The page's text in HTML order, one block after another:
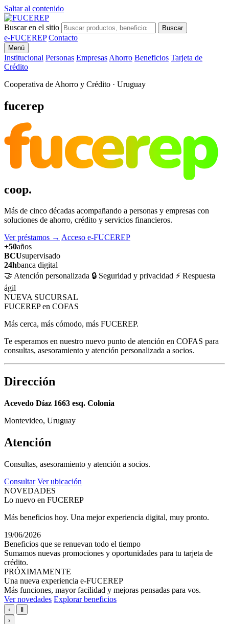
Saltar al contenido
Buscar en el sitio Buscar
e-FUCEREP Contacto
Menú
Institucional Personas Empresas Ahorro Beneficios Tarjeta de
Crédito
Cooperativa de Ahorro y Crédito · Uruguay
fucerep
fucerep
coop.
Más de cinco décadas acompañando a personas y empresas con
soluciones de ahorro, crédito y servicios financieros.
Ver préstamos → Acceso e-FUCEREP
+50años
BCUsupervisado
24hbanca digital
🤝 Atención personalizada 🔒 Seguridad y privacidad ⚡ Respuesta
ágil
NUEVA SUCURSAL
FUCEREP en COFAS
Más cerca, más cómodo, más FUCEREP.
Te esperamos en nuestro nuevo punto de atención en COFAS para
consultas, asesoramiento y atención personalizada a socios.
Dirección
Acevedo Díaz 1663 esq. Colonia
Montevideo, Uruguay
Atención
Consultas, asesoramiento y atención a socios.
Consultar Ver ubicación
NOVEDADES
Lo nuevo en FUCEREP
Más beneficios hoy. Una mejor experiencia digital, muy pronto.
19/06/2026
Beneficios que se renuevan todo el tiempo
Sumamos nuevas promociones y oportunidades para tu tarjeta de
crédito.
PRÓXIMAMENTE
Una nueva experiencia e-FUCEREP
Más funciones, mayor facilidad y mejoras pensadas para vos.
Ver novedades Explorar beneficios
‹
Ⅱ
›